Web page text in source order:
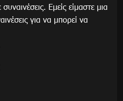
Εμείς είμαστε μια
για να μπορεί να